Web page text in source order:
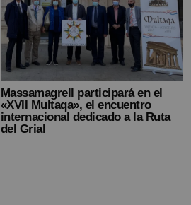
Massamagrell participará en el
«XVII Multaqa», el encuentro
internacional dedicado a la Ruta
del Grial